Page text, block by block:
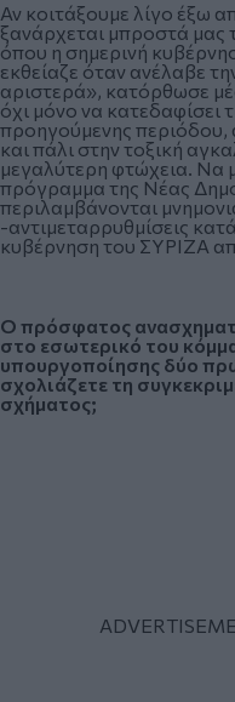
Αν κοιτάξουμε λίγο έξω
ξανάρχεται μπροστά μας
όπου η σημερινή
εκθείαζε όταν ανέλαβε
αριστερά», κατόρθωσε
όχι μόνο να κατεδαφίσει
προηγούμενης περιόδου,
και πάλι στην τοξική
μεγαλύτερη φτώχεια. Να
πρόγραμμα της Νέας
περιλαμβάνονται
-αντιμεταρρυθμίσεις
κυβέρνηση του ΣΥΡΙΖΑ
Ο πρόσφατος
στο εσωτερικό του
υπουργοποίησης δύο
σχολιάζετε τη
σχήματος;